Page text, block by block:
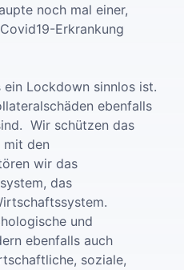
noch mal einer,
Erkrankung
Lockdown sinnlos ist.
ebenfalls
Wir schützen das
mit den
wir das
das
und
ebenfalls auch
soziale,